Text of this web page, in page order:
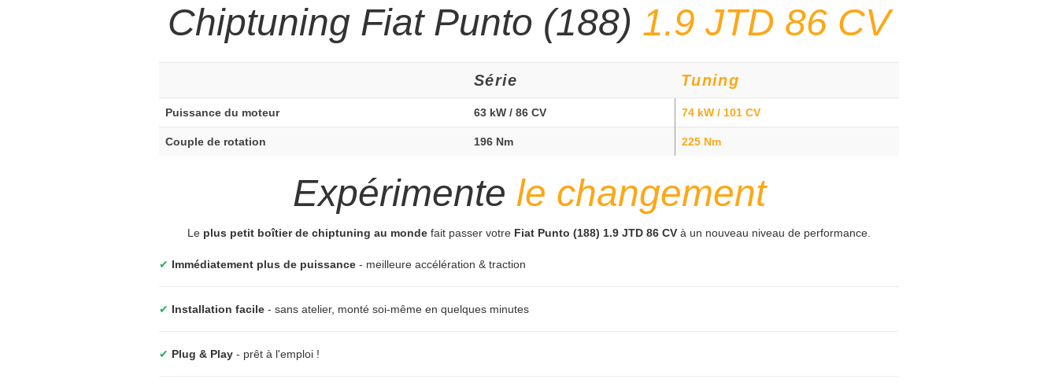
Chiptuning Fiat Punto (188) 1.9 JTD 86 CV
Série Tuning
Puissance du moteur 63 kW / 86 CV 74 kW / 101 CV
Couple de rotation 196 Nm 225 Nm
Expérimente le changement
Le plus petit boîtier de chiptuning au monde fait passer votre Fiat Punto (188) 1.9 JTD 86 CV à un nouveau niveau de performance.
✔ Immédiatement plus de puissance - meilleure accélération & traction
✔ Installation facile - sans atelier, monté soi-même en quelques minutes
✔ Plug & Play - prêt à l'emploi !